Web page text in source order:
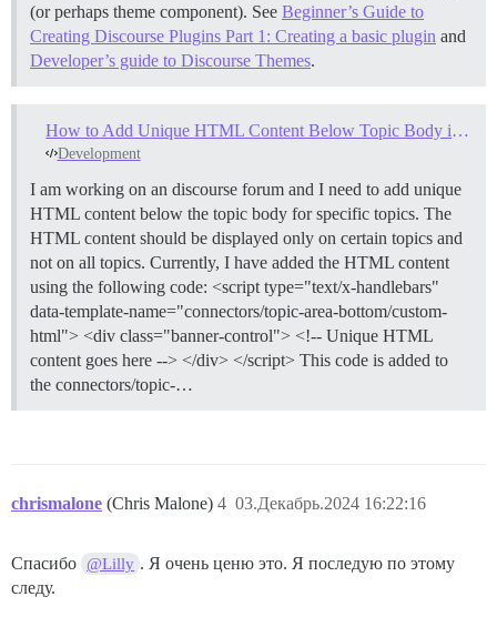
(or perhaps theme component). See Beginner’s Guide to
Creating Discourse Plugins Part 1: Creating a basic plugin and
Developer’s guide to Discourse Themes.
How to Add Unique HTML Content Below Topic Body in discourse forum for Specific Topics
Development
I am working on an discourse forum and I need to add unique
HTML content below the topic body for specific topics. The
HTML content should be displayed only on certain topics and
not on all topics. Currently, I have added the HTML content
using the following code: <script type="text/x-handlebars"
data-template-name="connectors/topic-area-bottom/custom-
html"> <div class="banner-control"> <!-- Unique HTML
content goes here --> </div> </script> This code is added to
the connectors/topic-…
chrismalone (Chris Malone) 03.Декабрь.2024 16:22:16
4
Спасибо @Lilly . Я очень ценю это. Я последую по этому
следу.